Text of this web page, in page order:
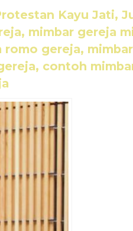
Kayu Jati,
mimbar gereja
gereja,
contoh